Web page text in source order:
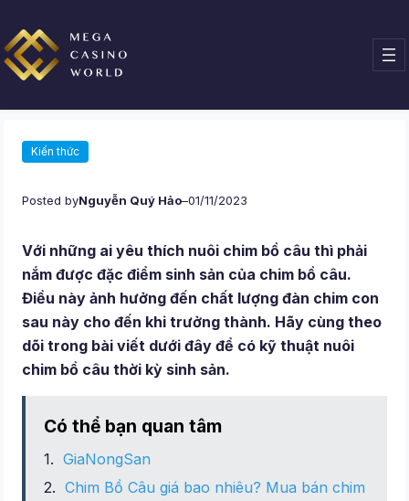
đến
phần
nội
dung
Kiến thức
Posted byNguyễn Quý Hảo–01/11/2023
Với những ai yêu thích nuôi chim bồ câu thì phải
nắm được đặc điểm sinh sản của chim bồ câu.
Điều này ảnh hưởng đến chất lượng đàn chim con
sau này cho đến khi trưởng thành. Hãy cùng theo
dõi trong bài viết dưới đây để có kỹ thuật nuôi
chim bồ câu thời kỳ sinh sản.
Có thể bạn quan tâm
GiaNongSan
Chim Bồ Câu giá bao nhiêu? Mua bán chim